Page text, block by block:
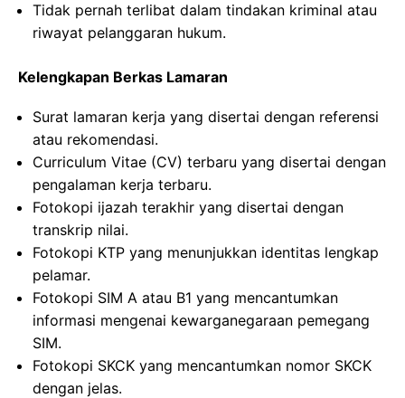
Tidak pernah terlibat dalam tindakan kriminal atau
riwayat pelanggaran hukum.
Kelengkapan Berkas Lamaran
Surat lamaran kerja yang disertai dengan referensi
atau rekomendasi.
Curriculum Vitae (CV) terbaru yang disertai dengan
pengalaman kerja terbaru.
Fotokopi ijazah terakhir yang disertai dengan
transkrip nilai.
Fotokopi KTP yang menunjukkan identitas lengkap
pelamar.
Fotokopi SIM A atau B1 yang mencantumkan
informasi mengenai kewarganegaraan pemegang
SIM.
Fotokopi SKCK yang mencantumkan nomor SKCK
dengan jelas.